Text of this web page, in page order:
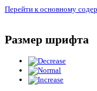
Перейти к основному
Размер шрифта